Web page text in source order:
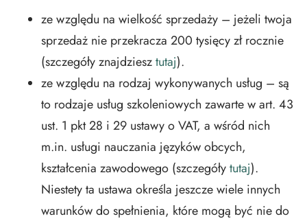
ze względu na wielkość sprzedaży – jeżeli twoja
sprzedaż nie przekracza 200 tysięcy zł rocznie
(szczegóły znajdziesztutaj).
ze względu na rodzaj wykonywanych usług – są
to rodzaje usług szkoleniowych zawarte w art. 43
ust. 1 pkt 28 i 29 ustawy o VAT, a wśród nich
m.in. usługi nauczania języków obcych,
kształcenia zawodowego (szczegółytutaj).
Niestety ta ustawa określa jeszcze wiele innych
warunków do spełnienia, które mogą być nie do